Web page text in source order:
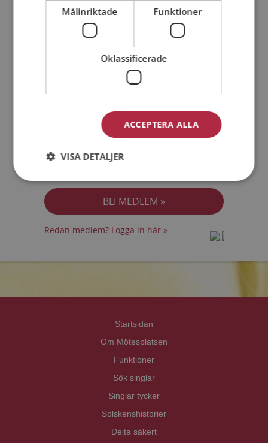
Jag är en: Man Kvinna
Min ålder:
Jag accepterarMedlemsvillkoren
Redan medlem? Logga in här »
Startsidan
Om Mötesplatsen
Funktioner
Sök singlar
Singlar tycker
Solskenshistorier
Dejta säkert
Målinriktade Funktioner
Oklassificerade
ACCEPTERA ALLA
VISA DETALJER